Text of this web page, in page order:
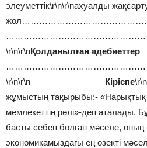
элеуметтік\r\n\r\nахуалды
\r\n\r\nҚолданылған әдебиеттер
\r\n\r\n
Кіріспе
жұмыстың тақырыбы:- «Нарықтық
мемлекеттің рөлі»-деп аталады.
басты себеп болған мәселе, оның
экономикамыздағы ең өзекті